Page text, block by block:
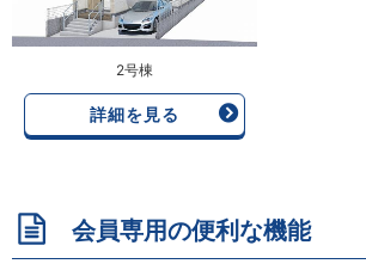
2号棟
詳細を見る
会員専用の便利な機能